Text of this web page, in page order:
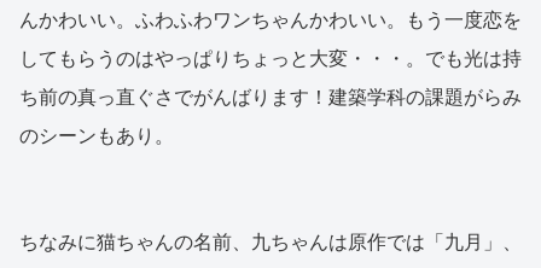
んかわいい。ふわふわワンちゃんかわいい。もう一度恋を
してもらうのはやっぱりちょっと大変・・・。でも光は持
ち前の真っ直ぐさでがんばります！建築学科の課題がらみ
のシーンもあり。
ちなみに猫ちゃんの名前、九ちゃんは原作では「九月」、